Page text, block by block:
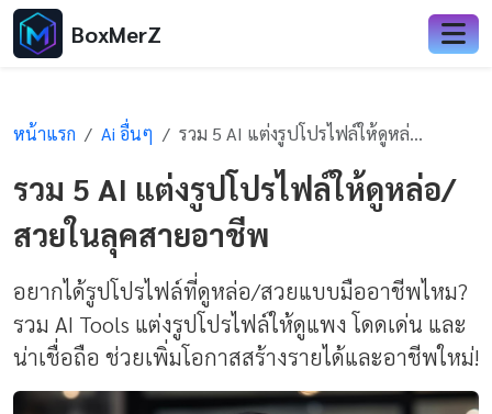
BoxMerZ
หน้าแรก Ai อื่นๆ รวม 5 AI แต่งรูปโปรไฟล์ให้ดูหล่อ/สวยในลุคสายอาชีพ
รวม 5 AI แต่งรูปโปรไฟล์ให้ดูหล่อ/
สวยในลุคสายอาชีพ
อยากได้รูปโปรไฟล์ที่ดูหล่อ/สวยแบบมืออาชีพไหม?
รวม AI Tools แต่งรูปโปรไฟล์ให้ดูแพง โดดเด่น และ
น่าเชื่อถือ ช่วยเพิ่มโอกาสสร้างรายได้และอาชีพใหม่!